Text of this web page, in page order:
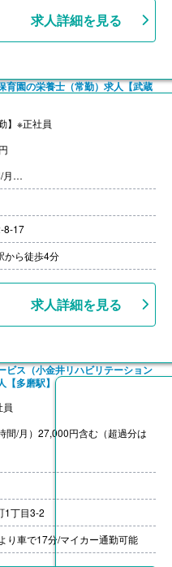
年以上求人詳細を見る
育園の栄養士（常勤）求人【武蔵
】※正社員
用されない方のみ
月※支給条件あり
ヶ月分）※2025年度実績（6月・
実績（3月）
との補助金残額を精算支
や評価等に応じて変動。
年度実績
8-17
から徒歩4分
求人詳細を見る
ビス（小金井リハビリテーション
【多磨駅】
員
間/月）27,000円含む（超過分は
翌05:00）
限なし）※片道2Km以上
1丁目3-2
り車で17分/マイカー通勤可能